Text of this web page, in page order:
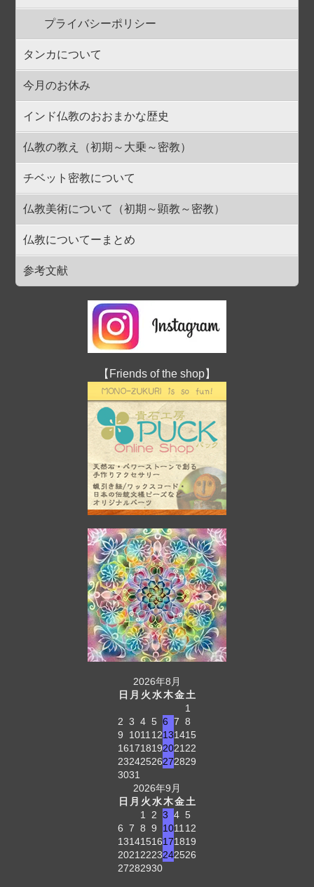
プライバシーポリシー
タンカについて
今月のお休み
インド仏教のおおまかな歴史
仏教の教え（初期～大乗～密教）
チベット密教について
仏教美術について（初期～顕教～密教）
仏教についてーまとめ
参考文献
【Friends of the shop】
2026年8月
日 月 火水木金土
1
2 3 4 5 6 7 8
9
1011 12131415
161718192021 22
23242526272829
3031
2026年9月
日 月 火水木金土
1
2 3 4 5
6 7 8 9 1011 12
13141516171819
2021 2223242526
27282930